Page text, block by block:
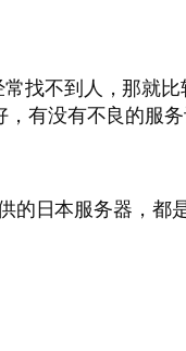
找不到人，那就
有没有不良的服务
的日本服务器，